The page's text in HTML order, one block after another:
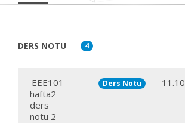
DERS NOTU 4
EEE101
hafta2
ders
notu 2
Ders Notu